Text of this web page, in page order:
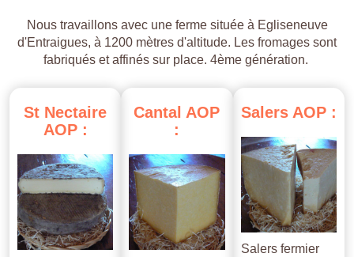
Nous travaillons avec une ferme située à Egliseneuve
d'Entraigues, à 1200 mètres d'altitude. Les fromages sont
fabriqués et affinés sur place. 4ème génération.
St Nectaire
AOP :
Cantal AOP
:
Salers AOP :
Salers fermier